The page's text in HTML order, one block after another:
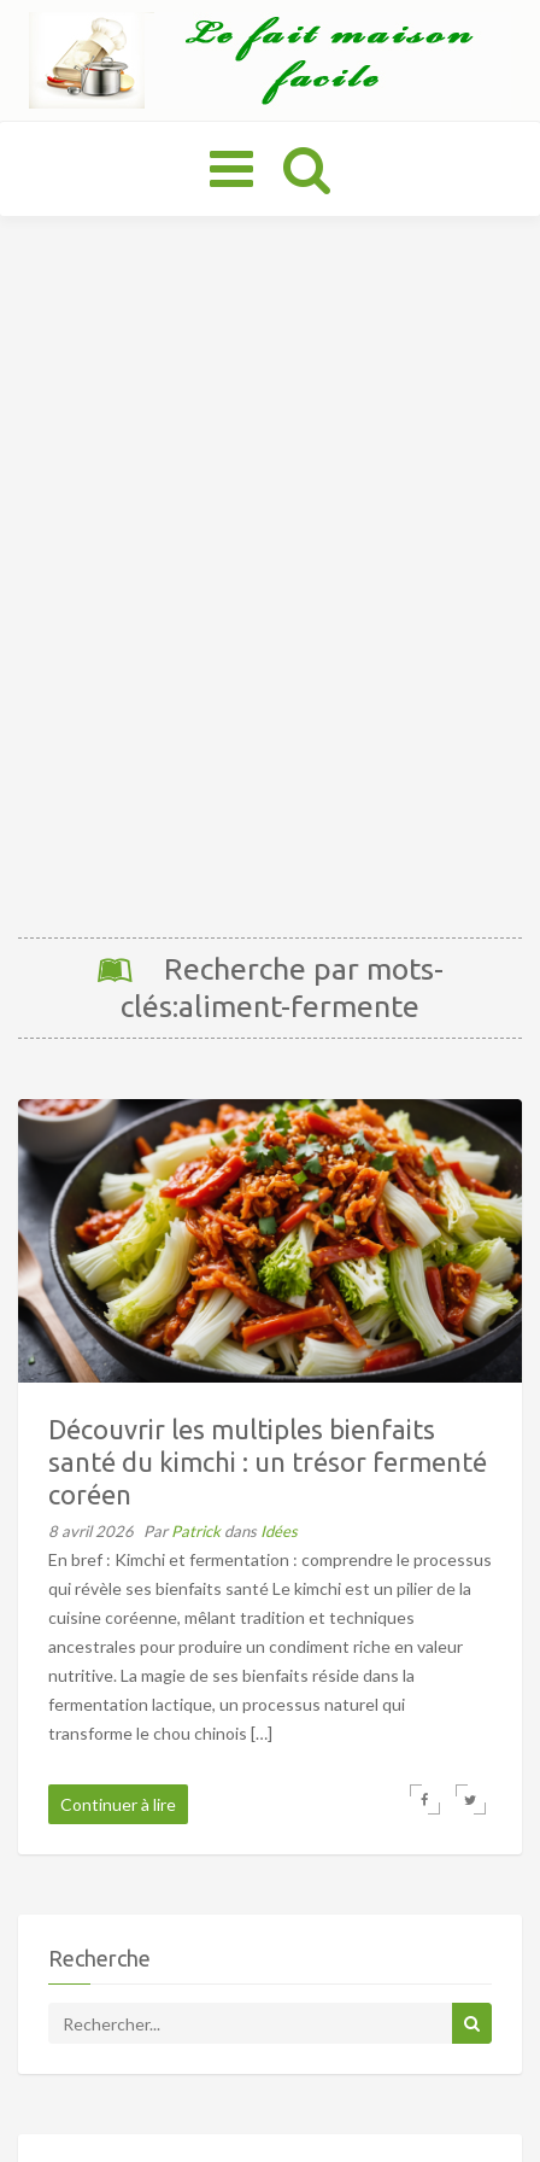
Basculer
la
navigation
Recherche par mots-
clés:aliment-fermente
Découvrir les multiples bienfaits
santé du kimchi : un trésor fermenté
coréen
8 avril 2026 ParPatrickdans Idées
En bref : Kimchi et fermentation : comprendre le processus
qui révèle ses bienfaits santé Le kimchi est un pilier de la
cuisine coréenne, mêlant tradition et techniques
ancestrales pour produire un condiment riche en valeur
nutritive. La magie de ses bienfaits réside dans la
fermentation lactique, un processus naturel qui
transforme le chou chinois […]
Continuer à lire
Recherche